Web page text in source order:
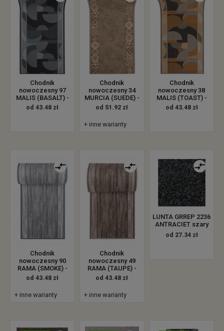
Chodnik
nowoczesny 97
MALIS (BASALT) -
od 43.48 zł
Chodnik
nowoczesny 34
MURCIA (SUEDE) -
od 51.92 zł
+ inne warianty
Chodnik
nowoczesny 38
MALIS (TOAST) -
od 43.48 zł
Chodnik
nowoczesny 90
RAMA (SMOKE) -
od 43.48 zł
+ inne warianty
Chodnik
nowoczesny 49
RAMA (TAUPE) -
od 43.48 zł
+ inne warianty
LUNTA GRREP 2236
ANTRACIET szary
od 27.34 zł